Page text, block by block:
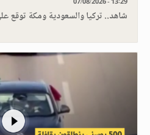
شاهد.. تركيا والسعودية ومكة توقع